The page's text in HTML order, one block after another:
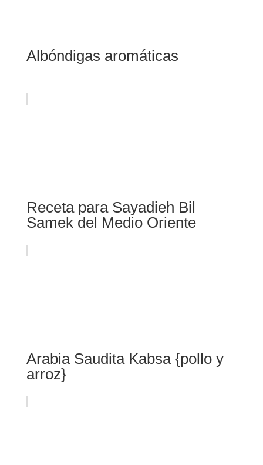
Albóndigas aromáticas
Receta para Sayadieh Bil
Samek del Medio Oriente
Arabia Saudita Kabsa {pollo y
arroz}